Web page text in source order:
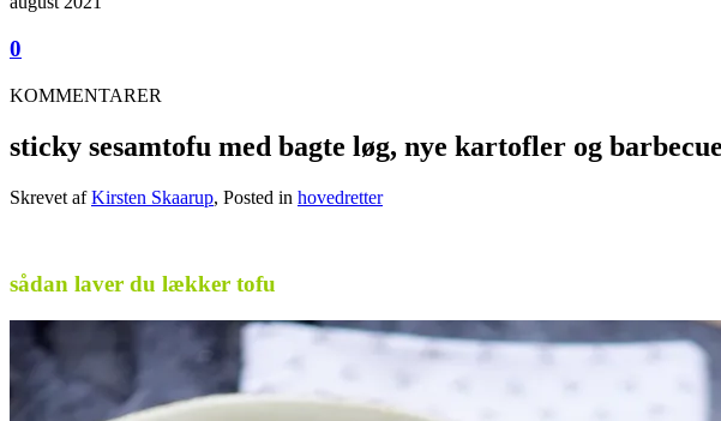
0
KOMMENTARER
sticky sesamtofu med bagte løg, nye kartofler og
Skrevet afKirsten Skaarup, Posted in hovedretter
sådan laver du lækker tofu